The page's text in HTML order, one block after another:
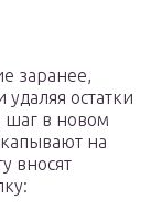
заранее,
остатки
шаг в новом
на
вносят